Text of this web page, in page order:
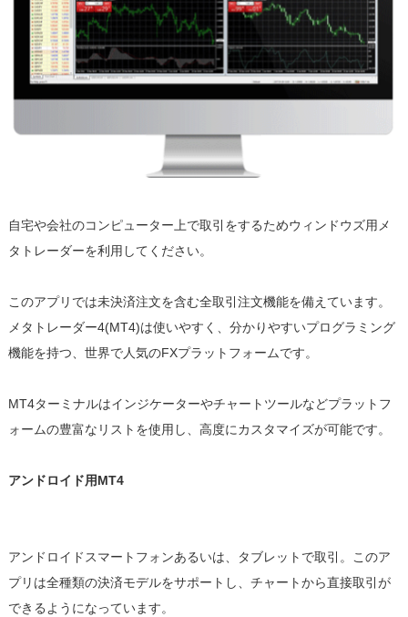
自宅や会社のコンピューター上で取引をするためウィンドウズ用メ
タトレーダーを利用してください。
このアプリでは未決済注文を含む全取引注文機能を備えています。
メタトレーダー4(MT4)は使いやすく、分かりやすいプログラミング
機能を持つ、世界で人気のFXプラットフォームです。
MT4ターミナルはインジケーターやチャートツールなどプラットフ
ォームの豊富なリストを使用し、高度にカスタマイズが可能です。
アンドロイド用MT4
アンドロイドスマートフォンあるいは、タブレットで取引。このア
プリは全種類の決済モデルをサポートし、チャートから直接取引が
できるようになっています。